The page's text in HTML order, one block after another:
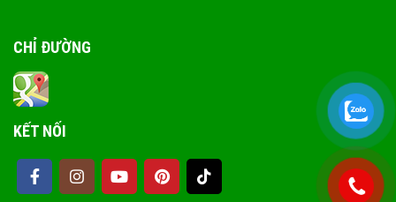
CHỈ ĐƯỜNG
KẾT NỐI